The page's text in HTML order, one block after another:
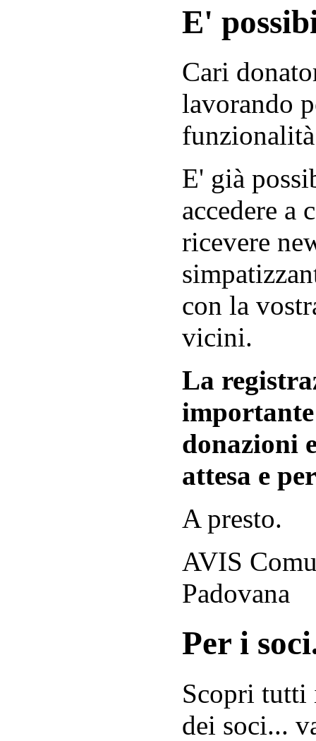
E'
Cari
lavorando
E' già
accedere a
ricevere
con la
vicini.
La
donazioni
attesa e
A presto.
AVIS
Padovana
Per i
Scopri tutti
dei soci...